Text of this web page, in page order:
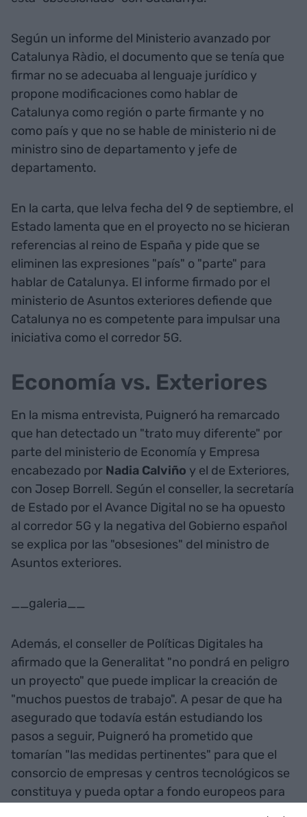
Según un informe del Ministerio avanzado por
Catalunya Ràdio, el documento que se tenía que
firmar no se adecuaba al lenguaje jurídico y
propone modificaciones como hablar de
Catalunya como región o parte firmante y no
como país y que no se hable de ministerio ni de
ministro sino de departamento y jefe de
departamento.
En la carta, que lelva fecha del 9 de septiembre, el
Estado lamenta que en el proyecto no se hicieran
referencias al reino de España y pide que se
eliminen las expresiones "país" o "parte" para
hablar de Catalunya. El informe firmado por el
ministerio de Asuntos exteriores defiende que
Catalunya no es competente para impulsar una
iniciativa como el corredor 5G.
Economía vs. Exteriores
En la misma entrevista, Puigneró ha remarcado
que han detectado un "trato muy diferente" por
parte del ministerio de Economía y Empresa
encabezado por Nadia Calviño y el de Exteriores,
con Josep Borrell. Según el conseller, la secretaría
de Estado por el Avance Digital no se ha opuesto
al corredor 5G y la negativa del Gobierno español
se explica por las "obsesiones" del ministro de
Asuntos exteriores.
__galeria__
Además, el conseller de Políticas Digitales ha
afirmado que la Generalitat "no pondrá en peligro
un proyecto" que puede implicar la creación de
"muchos puestos de trabajo". A pesar de que ha
asegurado que todavía están estudiando los
pasos a seguir, Puigneró ha prometido que
tomarían "las medidas pertinentes" para que el
consorcio de empresas y centros tecnológicos se
constituya y pueda optar a fondo europeos para